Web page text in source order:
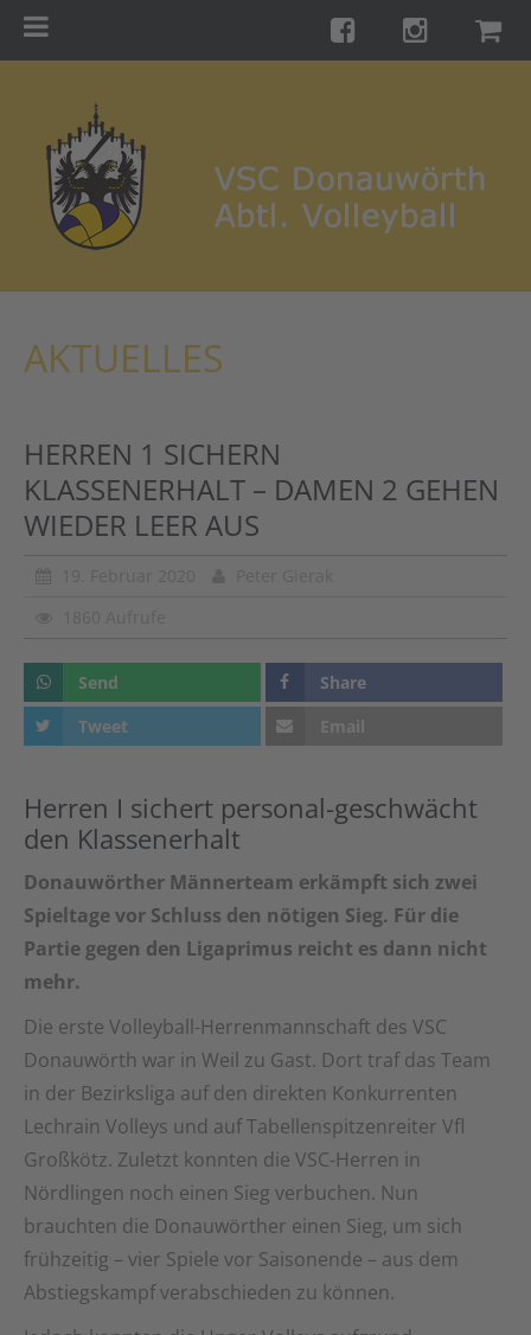
Training
Turniere
Kontakt
Shop
AKTUELLES
HERREN 1 SICHERN
KLASSENERHALT – DAMEN 2 GEHEN
WIEDER LEER AUS
Send
Share
Tweet
Email
Herren I sichert personal-geschwächt
den Klassenerhalt
Donauwörther Männerteam erkämpft sich zwei
Spieltage vor Schluss den nötigen Sieg. Für die
Partie gegen den Ligaprimus reicht es dann nicht
mehr.
Die erste Volleyball-Herrenmannschaft des VSC
Donauwörth war in Weil zu Gast. Dort traf das Team
in der Bezirksliga auf den direkten Konkurrenten
Lechrain Volleys und auf Tabellenspitzenreiter Vfl
Großkötz. Zuletzt konnten die VSC-Herren in
Nördlingen noch einen Sieg verbuchen. Nun
brauchten die Donauwörther einen Sieg, um sich
frühzeitig – vier Spiele vor Saisonende – aus dem
Abstiegskampf verabschieden zu können.